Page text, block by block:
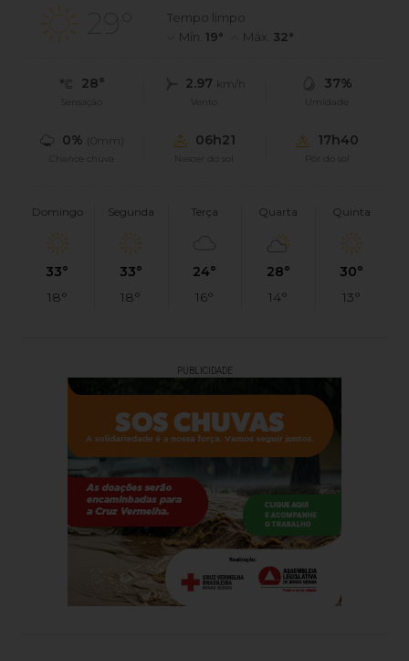
29°
Tempo limpo
Mín.19° Máx. 32°
28°
Sensação
2.97 km/h
Vento
37%
Umidade
0% (0mm)
Chance chuva
06h21
Nascer do sol
17h40
Pôr do sol
Domingo
33°
18°
Segunda
33°
18°
Terça
24°
16°
Quarta
28°
14°
Quinta
30°
13°
PUBLICIDADE